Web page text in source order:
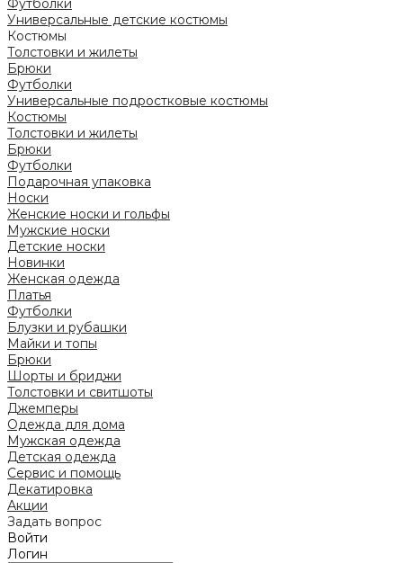
Универсальные детские костюмы
Костюмы
Толстовки и жилеты
Брюки
Футболки
Универсальные подростковые костюмы
Костюмы
Толстовки и жилеты
Брюки
Футболки
Подарочная упаковка
Носки
Женские носки и гольфы
Мужские носки
Детские носки
Новинки
Женская одежда
Платья
Футболки
Блузки и рубашки
Майки и топы
Брюки
Шорты и бриджи
Толстовки и свитшоты
Джемперы
Одежда для дома
Мужская одежда
Детская одежда
Сервис и помощь
Декатировка
Акции
Задать вопрос
Войти
Логин